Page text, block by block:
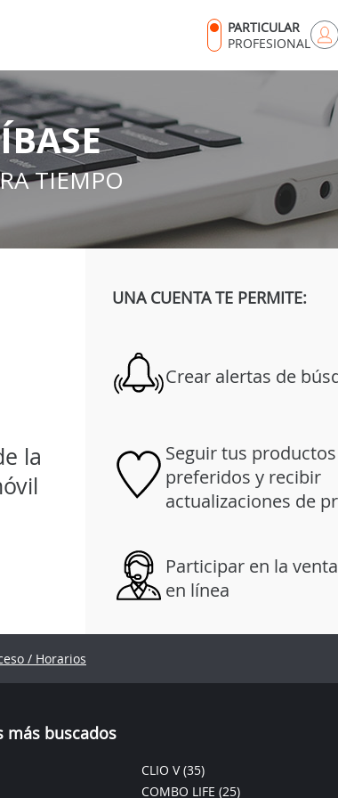
PARTICULAR
PROFESIONAL
TIEMPO
la
UNA CUENTA TE PERMITE:
Crear alertas de
Seguir tus productos
preferidos y recibir
actualizaciones de
Participar en la
en línea
/ Horarios
más buscados
CLIO V(35)
COMBO LIFE (25)